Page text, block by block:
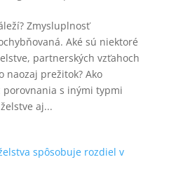
Zmysluplnosť
Aké sú niektoré
partnerských vzťahoch
naozaj prežitok? Ako
porovnania s inými typmi
aj...